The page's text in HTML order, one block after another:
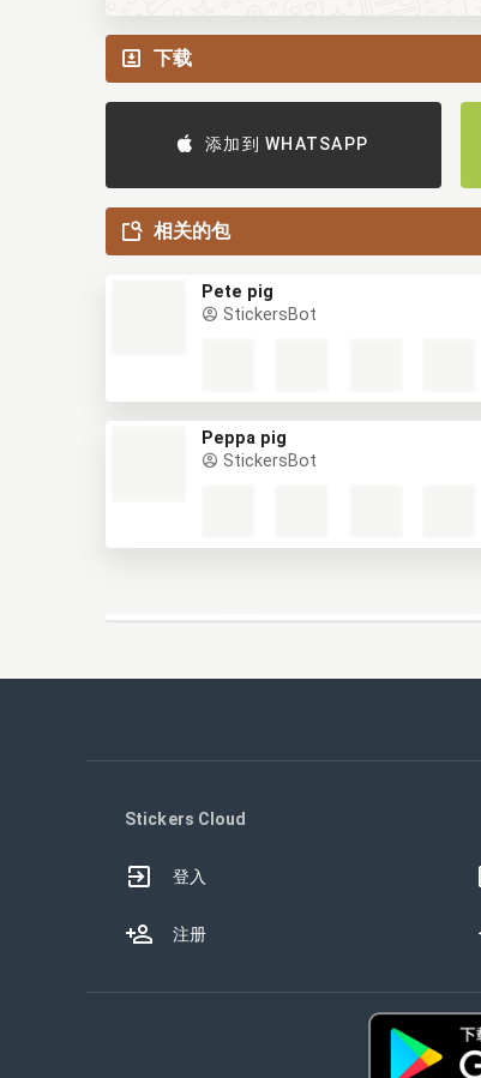
下载
添加到 WHATSAPP
相关的包
Pete pig
StickersBot
Peppa pig
StickersBot
Stickers Cloud
登入
注册